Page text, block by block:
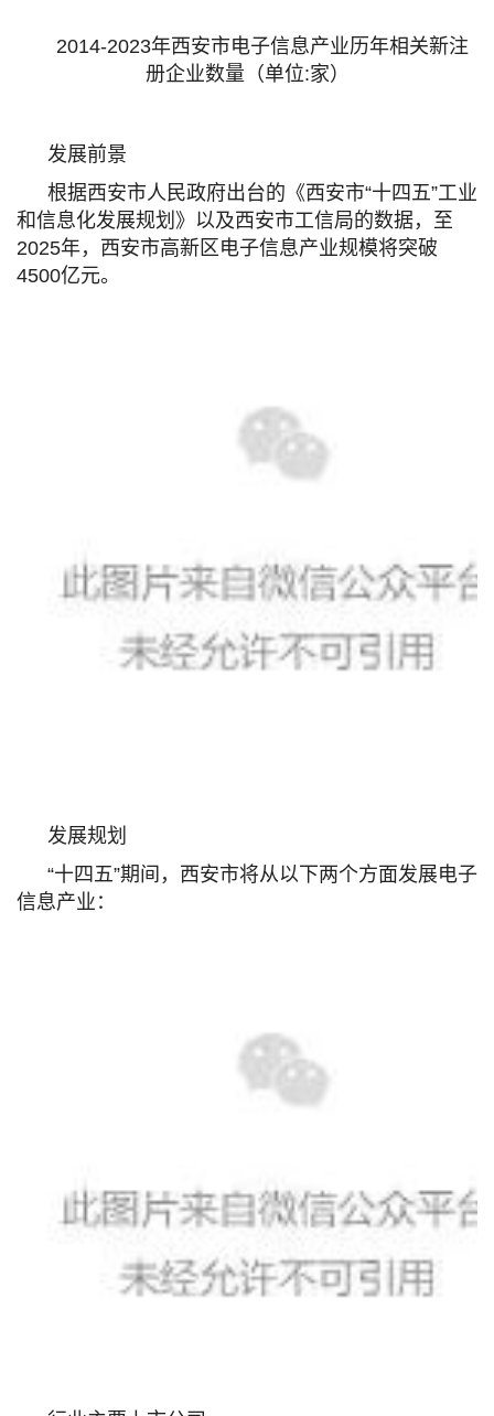
2014-2023年西安市电子信息产业历年相关新注
册企业数量（单位:家）
发展前景
根据西安市人民政府出台的《西安市“十四五”工业
和信息化发展规划》以及西安市工信局的数据，至
2025年，西安市高新区电子信息产业规模将突破
4500亿元。
发展规划
“十四五”期间，西安市将从以下两个方面发展电子
信息产业：